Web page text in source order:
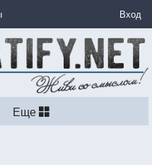
Вход
Еще